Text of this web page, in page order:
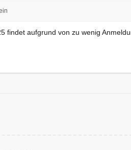
findet aufgrund von zu wenig